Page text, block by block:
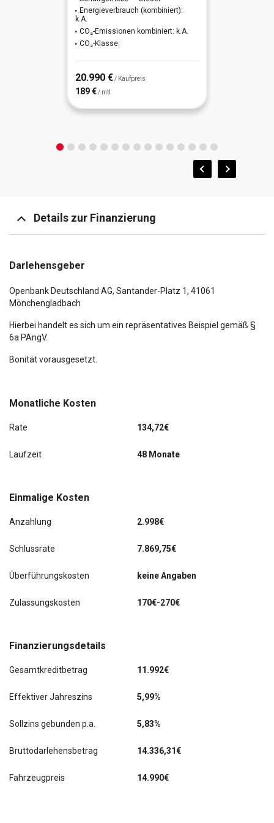
Energieverbrauch (kombiniert):
k.A.
CO₂-Emissionen kombiniert: k.A.
CO₂-Klasse:
20.990 € / Kaufpreis
189 € / mtl
Details zur Finanzierung
Monatliche Kosten
Rate 134,72€
Laufzeit 48 Monate
Einmalige Kosten
Anzahlung 2.998€
Schlussrate 7.869,75€
Überführungskosten keine Angaben
Zulassungskosten 170€-270€
Finanzierungsdetails
Gesamtkreditbetrag 11.992€
Effektiver Jahreszins 5,99%
Sollzins gebunden p.a. 5,83%
Bruttodarlehensbetrag 14.336,31€
Fahrzeugpreis 14.990€
Darlehensgeber
Openbank Deutschland AG, Santander-Platz 1, 41061
Mönchengladbach
Hierbei handelt es sich um ein repräsentatives Beispiel gemäß §
6a PAngV.
Bonität vorausgesetzt.